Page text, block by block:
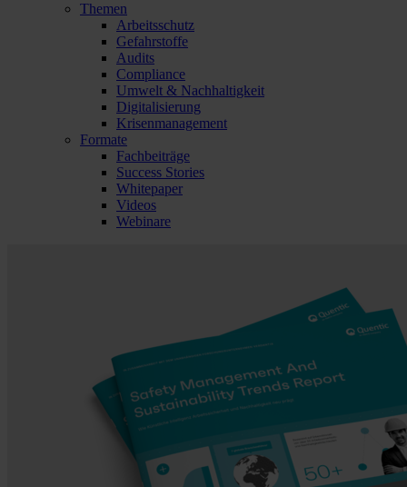
Themen
Arbeitsschutz
Gefahrstoffe
Audits
Compliance
Umwelt & Nachhaltigkeit
Digitalisierung
Krisenmanagement
Formate
Fachbeiträge
Success Stories
Whitepaper
Videos
Webinare